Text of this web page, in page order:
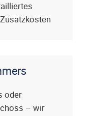
oder
– wir